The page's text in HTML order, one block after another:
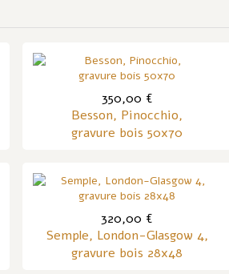
350,00 €
Besson, Pinocchio,
gravure bois 50x70
320,00 €
Semple, London-Glasgow 4,
gravure bois 28x48